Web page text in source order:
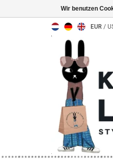
EUR /
Wir benutzen